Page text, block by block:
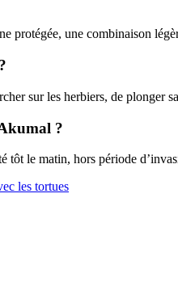
une combinaison
sur les herbiers, de plonger
?
le matin, hors période
les tortues